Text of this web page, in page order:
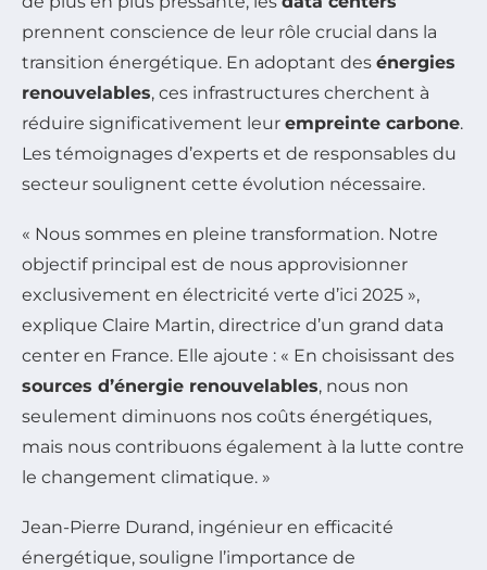
prennent conscience de leur rôle crucial dans la
transition énergétique. En adoptant des énergies
renouvelables, ces infrastructures cherchent à
réduire significativement leur empreinte carbone.
Les témoignages d’experts et de responsables du
secteur soulignent cette évolution nécessaire.
« Nous sommes en pleine transformation. Notre
objectif principal est de nous approvisionner
exclusivement en électricité verte d’ici 2025 »,
explique Claire Martin, directrice d’un grand data
center en France. Elle ajoute : « En choisissant des
sources d’énergie renouvelables, nous non
seulement diminuons nos coûts énergétiques,
mais nous contribuons également à la lutte contre
le changement climatique. »
Jean-Pierre Durand, ingénieur en efficacité
énergétique, souligne l’importance de